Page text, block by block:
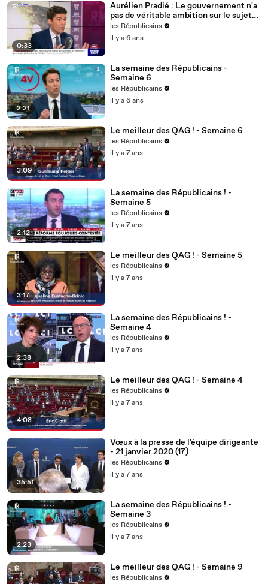
0:33
Aurélien Pradié : Le gouvernement n'a
pas de véritable ambition sur le sujet
du handicap.
les Républicains
il y a 6 ans
2:21
La semaine des Républicains -
Semaine 6
les Républicains
il y a 6 ans
3:09
Le meilleur des QAG ! - Semaine 6
les Républicains
il y a 7 ans
2:12
La semaine des Républicains ! -
Semaine 5
les Républicains
il y a 7 ans
3:17
Le meilleur des QAG ! - Semaine 5
les Républicains
il y a 7 ans
2:38
La semaine des Républicains ! -
Semaine 4
les Républicains
il y a 7 ans
4:08
Le meilleur des QAG ! - Semaine 4
les Républicains
il y a 7 ans
35:51
Vœux à la presse de l'équipe dirigeante
- 21 janvier 2020 (17)
les Républicains
il y a 7 ans
2:23
La semaine des Républicains ! -
Semaine 3
les Républicains
il y a 7 ans
Le meilleur des QAG ! - Semaine 9
les Républicains